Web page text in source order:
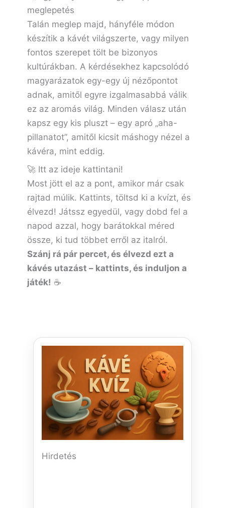
meglepetés
Talán meglep majd, hányféle módon
készítik a kávét világszerte, vagy milyen
fontos szerepet tölt be bizonyos
kultúrákban. A kérdésekhez kapcsolódó
magyarázatok egy-egy új nézőpontot
adnak, amitől egyre izgalmasabbá válik
ez az aromás világ. Minden válasz után
kapsz egy kis pluszt – egy apró „aha-
pillanatot”, amitől kicsit máshogy nézel a
kávéra, mint eddig.
🚀 Itt az ideje kattintani!
Most jött el az a pont, amikor már csak
rajtad múlik. Kattints, töltsd ki a kvízt, és
élvezd! Játssz egyedül, vagy dobd fel a
napod azzal, hogy barátokkal méred
össze, ki tud többet erről az italról.
Szánj rá pár percet, és élvezd ezt a
kávés utazást – kattints, és induljon a
játék! ☕
Hirdetés